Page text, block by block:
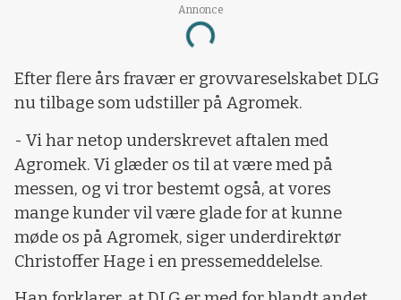
Annonce
Loading...
Efter flere års fravær er grovvareselskabet DLG
nu tilbage som udstiller på Agromek.
- Vi har netop underskrevet aftalen med
Agromek. Vi glæder os til at være med på
messen, og vi tror bestemt også, at vores
mange kunder vil være glade for at kunne
møde os på Agromek, siger underdirektør
Christoffer Hage i en pressemeddelelse.